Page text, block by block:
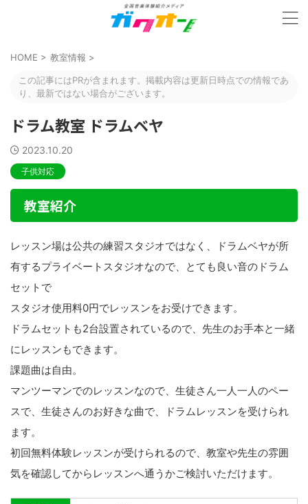
HOME > 教室情報 >
この記事にはPRが含まれます。掲載内容は更新日時点での情報であ
り、最新ではない場合がございます。
ドラム教室 ドラムベヤ
2023.10.20
子供対応
教室紹介
レッスン場は公共の練習スタジオではなく、ドラムベヤが所
有するプライベートスタジオなので、とても良い音のドラム
セットで
スタジオ使用料0円でレッスンをお受けできます。
ドラムセットも2台設置されているので、先生のお手本と一緒
にレッスンもできます。
課題曲は自由。
マンツーマンでのレッスンなので、生徒さん一人一人のペー
スで、生徒さんのお好きな曲で、ドラムレッスンを受けられ
ます。
初回無料体験レッスンが受けられるので、教室や先生の雰囲
気を確認してからレッスンへ通うかご検討いただけます。